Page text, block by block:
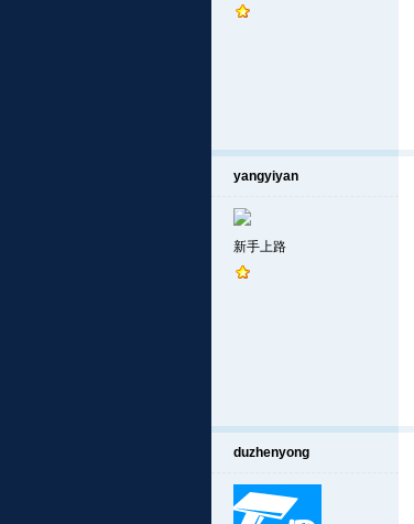
yangyiyan
新手上路
duzhenyong